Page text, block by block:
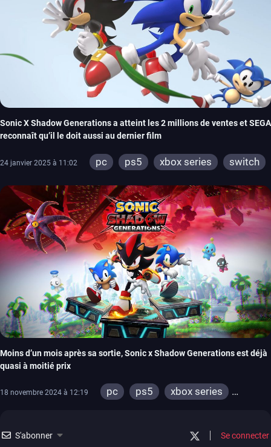
Sonic X Shadow Generations a atteint les 2 millions de ventes et SEGA
reconnaît qu’il le doit aussi au dernier film
24 janvier 2025 à 11:02 pc ps5 xbox series
switch
Moins d’un mois après sa sortie, Sonic x Shadow Generations est déjà
quasi à moitié prix
18 novembre 2024 à 12:19 pc ps5
xbox series
S'abonner Se connecter